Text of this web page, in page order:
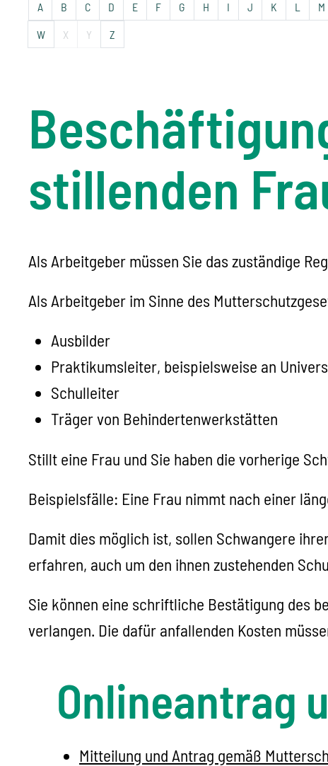
A B C D E F G H I J K L M
W X Y Z
stillenden
Als Arbeitgeber müssen Sie das zuständige
Als Arbeitgeber im Sinne des
Ausbilder
Praktikumsleiter, beispielsweise an
Schulleiter
Träger von Behindertenwerkstätten
Stillt eine Frau und Sie haben die vorherige
Beispielsfälle: Eine Frau nimmt nach einer
Damit dies möglich ist, sollen Schwangere
erfahren, auch um den ihnen zustehenden
Sie können eine schriftliche Bestätigung des
verlangen. Die dafür anfallenden Kosten
Onlineantrag
Mitteilung und Antrag gemäß